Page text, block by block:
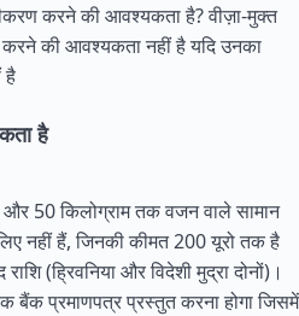
करने की आवश्यकता है? वीज़ा-मुक्त
की आवश्यकता नहीं है यदि उनका
है
है
50 किलोग्राम तक वजन वाले सामान
नहीं हैं, जिनकी कीमत 200 यूरो तक है
(ह्रिवनिया और विदेशी मुद्रा दोनों)।
बैंक प्रमाणपत्र प्रस्तुत करना होगा जिसमें